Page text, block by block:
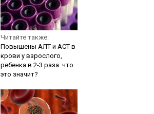
Читайте также:
Повышены АЛТ и АСТ в
крови у взрослого,
ребенка в 2-3 раза: что
это значит?